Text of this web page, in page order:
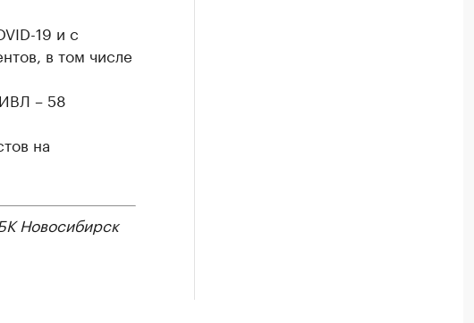
19 и с
в том числе
– 58
на
Новосибирск